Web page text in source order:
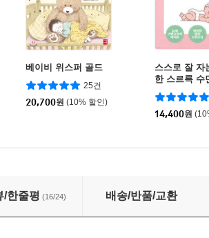
베이비 위스퍼 골드
25건
20,700원 (10% 할인)
스스로 잘 자
한 스르륵 수
14,400원
/한줄평 (16/24) 배송/반품/교환